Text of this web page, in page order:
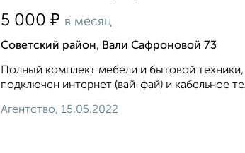
5 000 ₽ в месяц
Советский район, Вали Сафроновой 73
Полный комплект мебели и бытовой
подключен интернет (вай-фай) и кабельное
Агентство, 15.05.2022